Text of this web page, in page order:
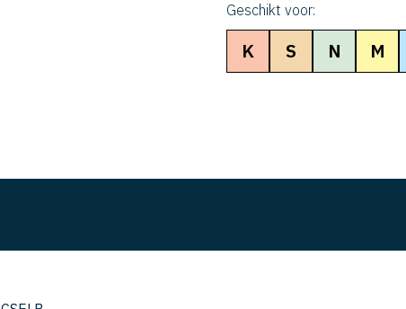
Geschikt voor:
K S N M